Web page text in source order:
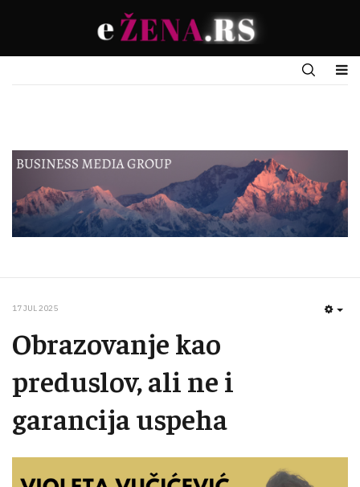
17 JUL 2025
Obrazovanje kao
preduslov, ali ne i
garancija uspeha